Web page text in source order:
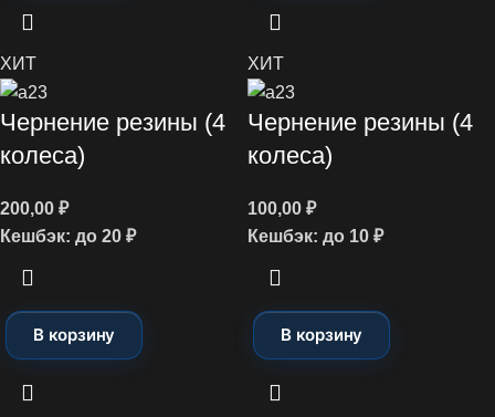
ХИТ
Чернение резины (4
колеса)
200,00 ₽
Кешбэк: до 20 ₽
В корзину
ХИТ
Чернение резины (4
колеса)
100,00 ₽
Кешбэк: до 10 ₽
В корзину